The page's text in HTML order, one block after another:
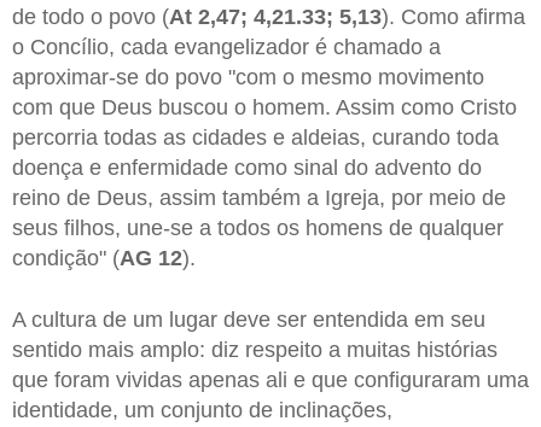
de todo o povo (At 2,47; 4,21.33; 5,13). Como afirma
o Concílio, cada evangelizador é chamado a
aproximar-se do povo "com o mesmo movimento
com que Deus buscou o homem. Assim como Cristo
percorria todas as cidades e aldeias, curando toda
doença e enfermidade como sinal do advento do
reino de Deus, assim também a Igreja, por meio de
seus filhos, une-se a todos os homens de qualquer
condição" (AG 12).
A cultura de um lugar deve ser entendida em seu
sentido mais amplo: diz respeito a muitas histórias
que foram vividas apenas ali e que configuraram uma
identidade, um conjunto de inclinações,